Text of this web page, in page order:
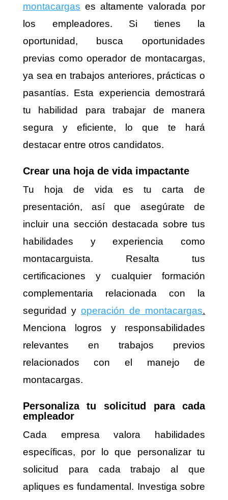
montacargas es altamente valorada por
los empleadores. Si tienes la
oportunidad, busca oportunidades
previas como operador de montacargas,
ya sea en trabajos anteriores, prácticas o
pasantías. Esta experiencia demostrará
tu habilidad para trabajar de manera
segura y eficiente, lo que te hará
destacar entre otros candidatos.
Crear una hoja de vida impactante
Tu hoja de vida es tu carta de
presentación, así que asegúrate de
incluir una sección destacada sobre tus
habilidades y experiencia como
montacarguista. Resalta tus
certificaciones y cualquier formación
complementaria relacionada con la
seguridad y operación de montacargas.
Menciona logros y responsabilidades
relevantes en trabajos previos
relacionados con el manejo de
montacargas.
Personaliza tu solicitud para cada
empleador
Cada empresa valora habilidades
específicas, por lo que personalizar tu
solicitud para cada trabajo al que
apliques es fundamental. Investiga sobre